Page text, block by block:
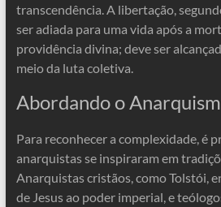
transcendência. A libertação,
ser adiada para uma vida após a
providência divina; deve ser
meio da luta coletiva.
Abordando o
Para reconhecer a complexidade, é
anarquistas se inspiraram em
Anarquistas cristãos, como Tolstói,
de Jesus ao poder imperial, e